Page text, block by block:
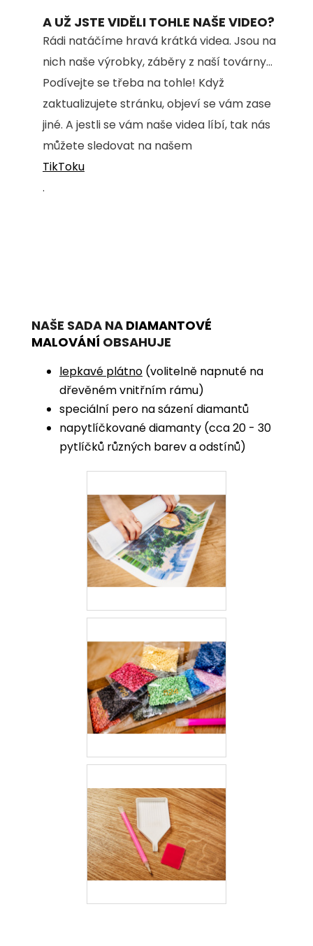
A UŽ JSTE VIDĚLI TOHLE NAŠE VIDEO?
Rádi natáčíme hravá krátká videa. Jsou na
nich naše výrobky, záběry z naší továrny...
Podívejte se třeba na tohle! Když
zaktualizujete stránku, objeví se vám zase
jiné. A jestli se vám naše videa líbí, tak nás
můžete sledovat na našem
TikToku
.
NAŠE SADA NA DIAMANTOVÉ
MALOVÁNÍ OBSAHUJE
lepkavé plátno (volitelně napnuté na
dřevěném vnitřním rámu)
speciální pero na sázení diamantů
napytlíčkované diamanty (cca 20 - 30
pytlíčků různých barev a odstínů)